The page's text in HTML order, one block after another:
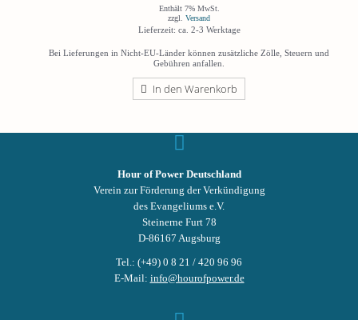
Enthält 7% MwSt.
zzgl. Versand
Lieferzeit: ca. 2-3 Werktage
Bei Lieferungen in Nicht-EU-Länder können zusätzliche Zölle, Steuern und
Gebühren anfallen.
In den Warenkorb
Hour of Power Deutschland
Verein zur Förderung der Verkündigung
des Evangeliums e.V.
Steinerne Furt 78
D-86167 Augsburg
Tel.: (+49) 0 8 21 / 420 96 96
E-Mail: info@hourofpower.de